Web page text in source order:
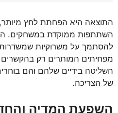
התוצאה היא הפחתת לחץ
השתתפות ממוקדת במשחקים.
להסתמך על משרוקיות שמשדרות
מפחיתים המותרים רק בהקשרים
השליטה בידיים שלהם והם
של הצריכה.
השפעת המדיה